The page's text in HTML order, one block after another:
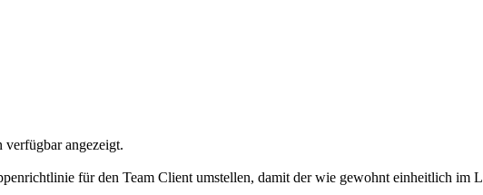
angezeigt.
für den Team Client umstellen, damit der wie gewohnt einheitlich im